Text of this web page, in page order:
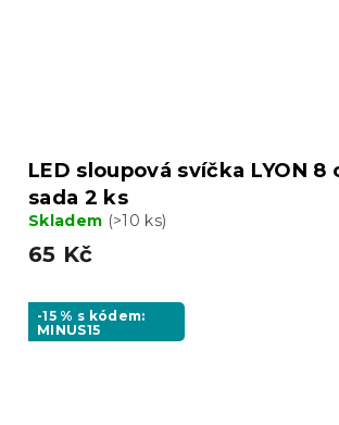
LED sloupová svíčka LYON 8
sada 2 ks
Skladem (>10 ks)
65 Kč
-15 % s kódem:
MINUS15